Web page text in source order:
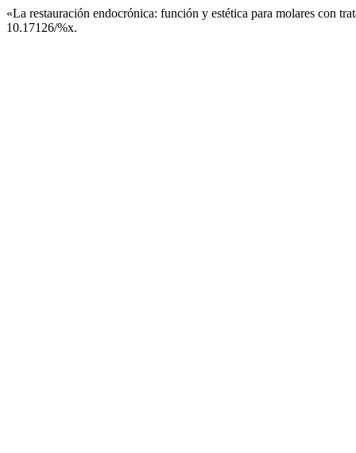
«La restauración endocrónica: función y estética para molares con
10.17126/%x.